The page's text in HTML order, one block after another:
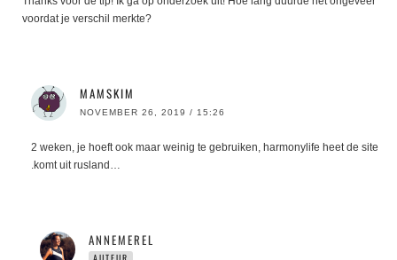
voordat je verschil merkte?
MAMSKIM
NOVEMBER 26, 2019 / 15:26
2 weken, je hoeft ook maar weinig te gebruiken, harmonylife heet de site
.komt uit rusland…
ANNEMEREL